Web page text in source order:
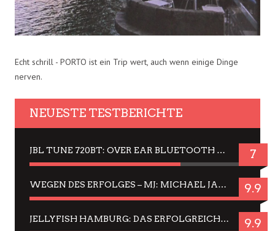
Echt schrill - PORTO ist ein Trip wert, auch wenn einige Dinge
nerven.
NEUESTE TESTBERICHTE
JBL TUNE 720BT: OVER EAR BLUETOOTH KOPFHÖRER UM DIE 50,-€ IM DAUER-TEST 7
WEGEN DES ERFOLGES – MJ: MICHAEL JACKSON MUSICAL IN EINER MATINEE SEHEN 9.9
JELLYFISH HAMBURG: DAS ERFOLGREICHE SOMMER-MENÜ 2025 IN GEFÜHLEN UND BILDERN 9.9